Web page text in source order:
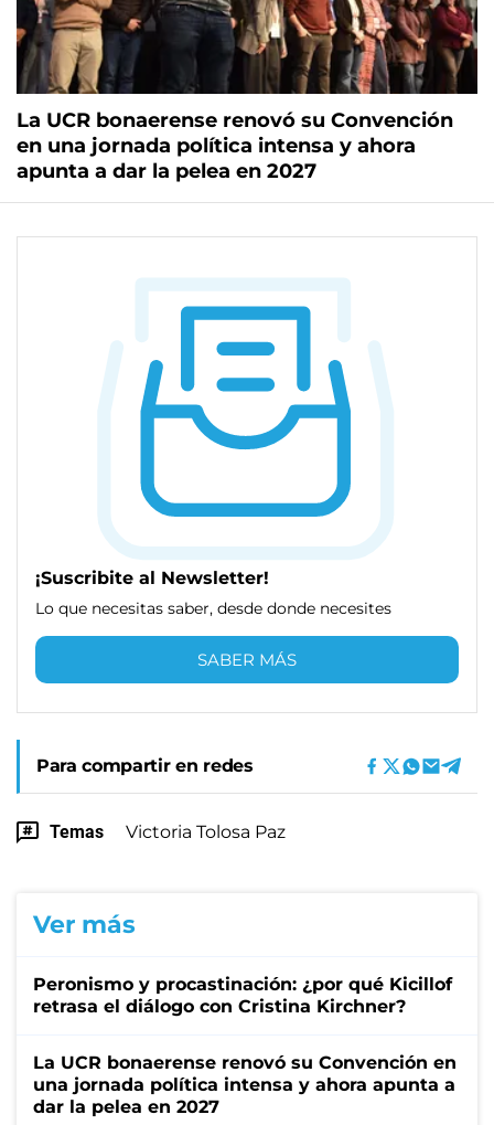
La UCR bonaerense renovó su Convención
en una jornada política intensa y ahora
apunta a dar la pelea en 2027
¡Suscribite al Newsletter!
Lo que necesitas saber, desde donde necesites
SABER MÁS
Para compartir en redes
Temas Victoria Tolosa Paz
Ver más
Peronismo y procastinación: ¿por qué Kicillof
retrasa el diálogo con Cristina Kirchner?
La UCR bonaerense renovó su Convención en
una jornada política intensa y ahora apunta a
dar la pelea en 2027